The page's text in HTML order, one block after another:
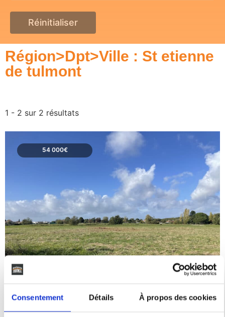
Consentement Détails À propos des cookies
Réinitialiser
Région>Dpt>Ville : St etienne
de tulmont
1 - 2 sur 2 résultats
54 000€
St etienne de tulmont Tarn-et-
DÉCOUVRIR CE BIEN